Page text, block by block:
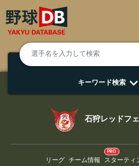
キーワード検索
石狩レッドフ
リーグ チーム情報
PRO
スターティ